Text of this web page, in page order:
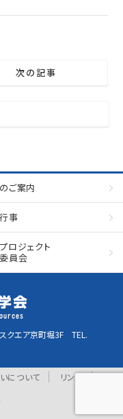
次の記事
ご案内
事
ロジェクト
員会
クエア京町堀3F TEL.
について
リンク